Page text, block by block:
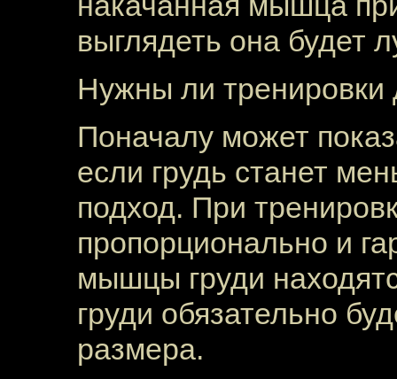
выглядеть она будет
Нужны ли
Поначалу может
если грудь станет
подход. При
пропорционально и
мышцы груди
груди обязательно
размера.